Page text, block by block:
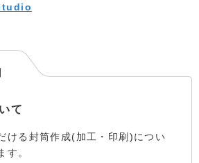
て
ける封筒作成(加工・印刷)につい
す。